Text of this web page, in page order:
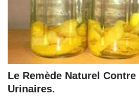
Le Remède Naturel
Urinaires.